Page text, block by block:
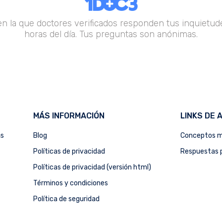
la que doctores verificados responden tus
horas del día. Tus preguntas son anónimas.
MÁS INFORMACIÓN
Blog
Políticas de privacidad
Políticas de privacidad (versión html)
Términos y condiciones
Política de seguridad
LINKS DE
Conceptos
Respuestas